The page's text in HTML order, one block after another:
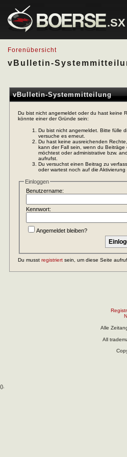
.SX
Forenübersicht
vBulletin-
vBulletin-Systemmitteilung
Du bist nicht angemeldet oder du hast keine
könnte einer der Gründe sein:
Du bist nicht angemeldet. Bitte fülle
versuche es erneut.
Du hast keine ausreichenden
kann der Fall sein, wenn du
möchtest oder administrative bzw.
aufrufst.
Du versuchst einen Beitrag zu
oder wartest noch auf die Aktivierung
Einloggen
Benutzername:
Kennwort:
Angemeldet bleiben?
Du musst registriert sein, um diese Seite
Alle
All
().